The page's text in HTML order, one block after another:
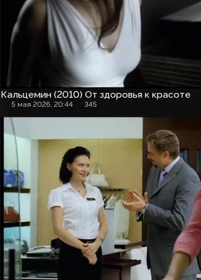
Кальцемин (2010) От здоровья к красоте
5 мая 2026, 20:44 345